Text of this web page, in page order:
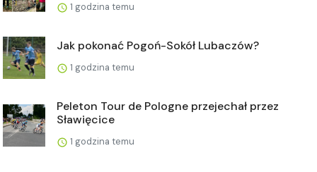
1 godzina temu
Jak pokonać Pogoń-Sokół Lubaczów?
1 godzina temu
Peleton Tour de Pologne przejechał przez
Sławięcice
1 godzina temu